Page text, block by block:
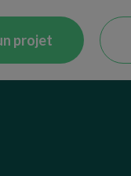
projet